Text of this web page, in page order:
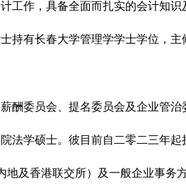
工作，具备全面而扎实的会计知识
持有长春大学管理学学士学位，主
委员会、提名委员会及企业管治
法学硕士。彼目前自二零二三年
及香港联交所）及一般企业事务